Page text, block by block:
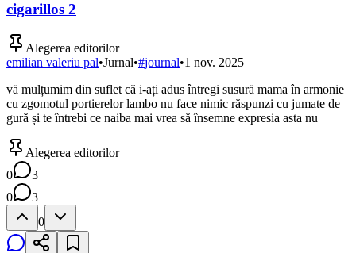
cigarillos 2
Alegerea editorilor
emilian valeriu pal•Jurnal•#journal•1 nov. 2025
vă mulțumim din suflet că i-ați adus întregi susură mama în armonie
cu zgomotul portierelor lambo nu face nimic răspunzi cu jumate de
gură și te întrebi ce naiba mai vrea să însemne expresia asta nu
Alegerea editorilor
0
3
0
3
0